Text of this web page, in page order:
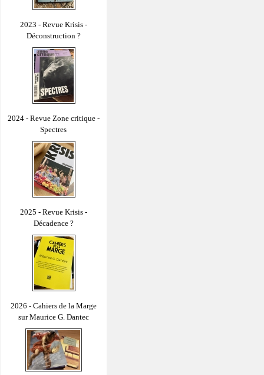
2023 - Revue Krisis -
Déconstruction ?
2024 - Revue Zone critique -
Spectres
2025 - Revue Krisis -
Décadence ?
2026 - Cahiers de la Marge
sur Maurice G. Dantec